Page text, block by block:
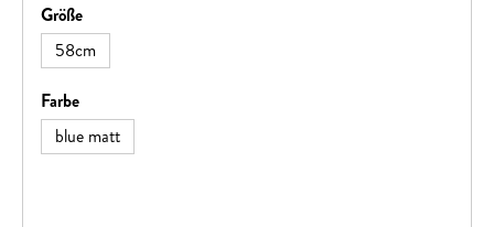
sorgen für drehmoment- und reichweitenstarke
Unterstützung. Das BOSCH Kiox Display sorgt künftig für
die Navigation auf unbekannten Strecken.
Größeauswählen
58cm
Farbeauswählen
blue matt